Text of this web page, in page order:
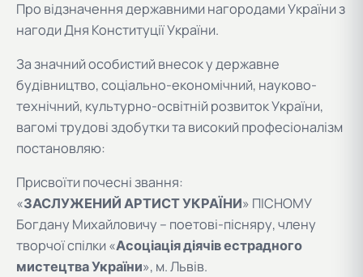
Про відзначення державними нагородами України з
нагоди Дня Конституції України.
За значний особистий внесок у державне
будівництво, соціально-економічний, науково-
технічний, культурно-освітній розвиток України,
вагомі трудові здобутки та високий професіоналізм
постановляю:
Присвоїти почесні звання:
«ЗАСЛУЖЕНИЙ АРТИСТ УКРАЇНИ» ПІСНОМУ
Богдану Михайловичу – поетові-пісняру, члену
творчої спілки «Асоціація діячів естрадного
мистецтва України», м. Львів.